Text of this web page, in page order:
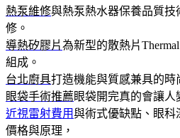
熱泵維修與熱泵熱水器保養品質
修。
導熱矽膠片為新型的散熱片
組成。
台北廚具打造機能與質感兼具的時
眼袋手術推薦眼袋開完真的會讓人
近視雷射費用與術式優缺點、眼科
價格與原理，